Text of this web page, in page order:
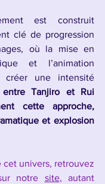
est construit
clé de progression
où la mise en
et l’animation
créer une intensité
entre Tanjiro et Rui
cette approche,
et explosion
cet univers, retrouvez
notre site, autant